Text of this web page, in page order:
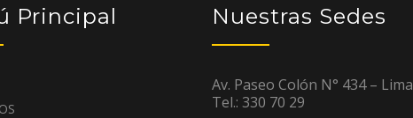
Principal Nuestras Sedes
Av. Paseo Colón N° 434 – Lima
Tel.: 330 70 29